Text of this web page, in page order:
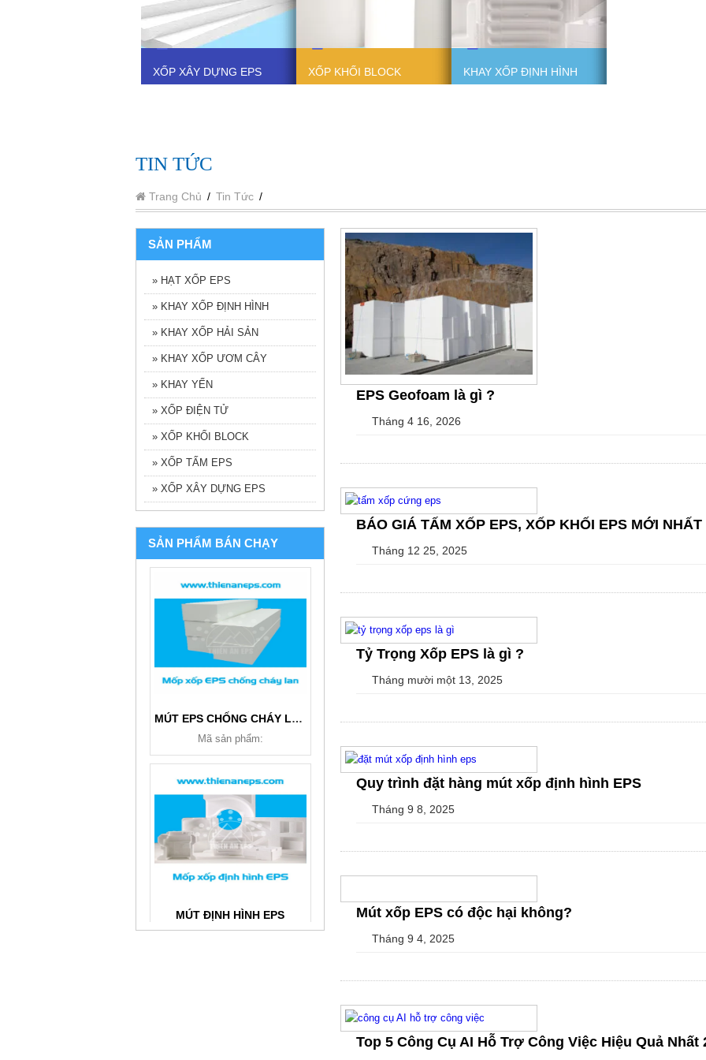
XỐP XÂY DỰNG EPS XỐP KHỐI BLOCK KHAY XỐP ĐỊNH HÌNH
TIN TỨC
Trang Chủ / Tin Tức /
SẢN PHẨM
» HẠT XỐP EPS
» KHAY XỐP ĐỊNH HÌNH
» KHAY XỐP HẢI SẢN
» KHAY XỐP ƯƠM CÂY
» KHAY YẾN
» XỐP ĐIỆN TỬ
» XỐP KHỐI BLOCK
» XỐP TẤM EPS
» XỐP XÂY DỰNG EPS
SẢN PHẨM BÁN CHẠY
MÚT EPS CHỐNG CHÁY LAN
Mã sản phẩm:
MÚT ĐỊNH HÌNH EPS
EPS Geofoam là gì ?
Tháng 4 16, 2026
BÁO GIÁ TẤM XỐP EPS, XỐP KHỐI EPS MỚI NHẤT
Tháng 12 25, 2025
Tỷ Trọng Xốp EPS là gì ?
Tháng mười một 13, 2025
Quy trình đặt hàng mút xốp định hình EPS
Tháng 9 8, 2025
Mút xốp EPS có độc hại không?
Tháng 9 4, 2025
Top 5 Công Cụ AI Hỗ Trợ Công Việc Hiệu Quả Nhất